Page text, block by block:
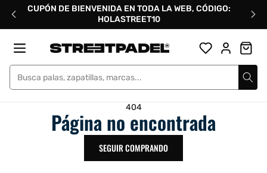
directamente
CUPÓN DE BIENVENIDA EN TODA LA WEB, CÓDIGO:
HOLASTREET10
Street Padel
404
Página no encontrada
SEGUIR COMPRANDO